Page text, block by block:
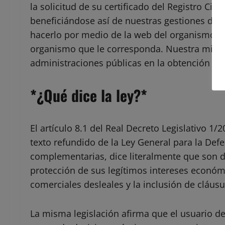
la solicitud de su certificado del Registro
beneficiándose así de nuestras gestiones de
hacerlo por medio de la web del organismo
organismo que le corresponda. Nuestra
administraciones públicas en la obtención
*¿Qué dice la ley?*
El artículo 8.1 del Real Decreto Legislativo 1/
texto refundido de la Ley General para la
complementarias, dice literalmente que son
protección de sus legítimos intereses
comerciales desleales y la inclusión de
La misma legislación afirma que el usuario